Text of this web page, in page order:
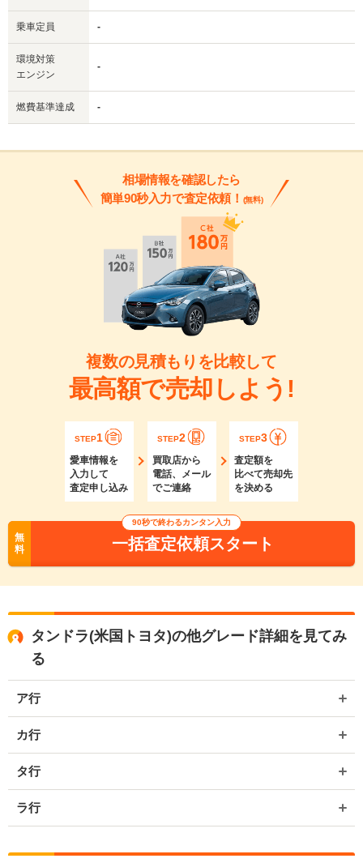
乗車定員 -
環境対策
エンジン
-
燃費基準達成 -
相場情報を確認したら
簡単90秒入力で査定依頼！ (無料)
複数の見積もりを比較して
最高額で売却しよう!
STEP1
愛車情報を
入力して
査定申し込み
STEP2
買取店から
電話、メール
でご連絡
STEP3
査定額を
比べて売却先
を決める
無
料
90秒で終わるカンタン入力
一括査定依頼スタート
タンドラ(米国トヨタ)の他グレード詳細を見てみ
る
ア行
カ行
タ行
ラ行